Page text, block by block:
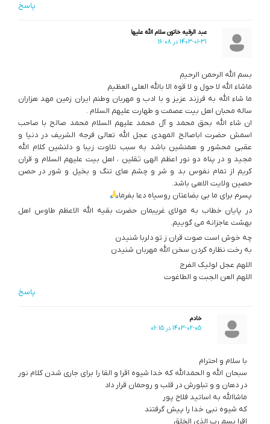
پاسخ
عبد الرقیه خاتون سلام الله علیها
1403-01-31 در 16:08
بسم الله الرحمن الرحیم
ماشاء الله لا حول و لا قوه الا بالله العلی العظیم
ما شاء الله به فرزند عزیز و با ادب و مهربان وطنم ایران زمین مهد هزاران
ساله محبان اهل بیت عصمت و طهارت علیهم السلام .
ان شاء الله بحق محمد و آل محمد علیهم السلام محمد صالح با صاحب
اسمش حضرت اباصالح المهدی عجل الله تعالی فرجه الشریف در دنیا و
عقبی محشور و همنشین باشد به سبب تلاوت زیبا و دلنشین کلام الله
مجید و در پناه دو نور اعظم الهی ثقلین ، اهل بیت علیهم السلام و قران
کریم از تمام نفوس بد و شر و چشم های تنگ و بخیل و شور در حصن
حصین ولایت الاهی باشد.
پسرم برای ما بی بضاعتان روسیاه دعا بفرما
در پایان خطاب به مولای غریبمان حضرت بقیه الله الاعظم طاوس اهل
بهشت عاجزانه می گوییم.
چه خوش است صوت قران ز تو دلربا شنیدن
به رخت نظاره کردن سخن الله مهربان شنیدن
اللهم عجل لولیک الفرج
اللهم العن الجبت و الطاغوت
پاسخ
خادم
1403-02-05 در 06:15
با سلام و احترام
سبحان الله و الحمدالله که خدا شیوه اقرا و القا را برای جاری شدن کلام نور
در دهان و و تبلورش در قلب و روحمان قرار داد
ماشاالله به اساتید فلاح پور
که شیوه نبی خدا را پیش گرفتند
اقرا بسم رب الذی الخلق